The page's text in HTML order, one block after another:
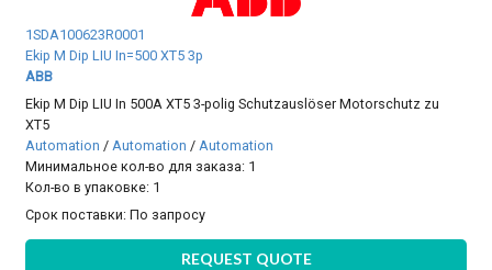
1SDA100623R0001
Ekip M Dip LIU In=500 XT5 3p
ABB
Ekip M Dip LIU In 500A XT5 3-polig Schutzauslöser Motorschutz zu
XT5
Automation / Automation / Automation
Минимальное кол-во для заказа: 1
Кол-во в упаковке: 1
Срок поставки:По запросу
REQUEST QUOTE